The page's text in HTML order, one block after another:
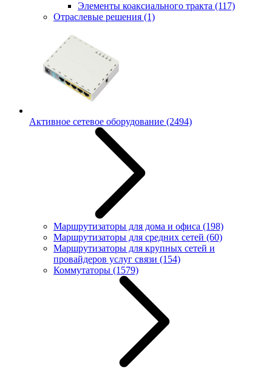
Элементы коаксиального тракта (117)
Отраслевые решения (1)
Активное сетевое оборудование (2494)
Маршрутизаторы для дома и офиса (198)
Маршрутизаторы для средних сетей (60)
Маршрутизаторы для крупных сетей и
провайдеров услуг связи (154)
Коммутаторы (1579)